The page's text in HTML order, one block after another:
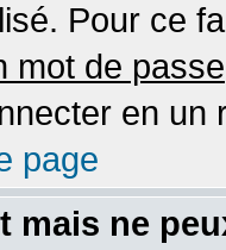
Pour ce
mot de passe
en un
page
mais ne